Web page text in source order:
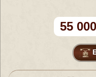
55 000